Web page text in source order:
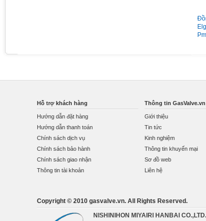
Hỗ trợ khách hàng
Hướng dẫn đặt hàng
Hướng dẫn thanh toán
Chính sách dịch vụ
Chính sách bảo hành
Chính sách giao nhận
Thông tin tài khoản
Thông tin GasValve.vn
Giới thiệu
Tin tức
Kinh nghiệm
Thông tin khuyến mại
Sơ đồ web
Liên hệ
Copyright © 2010 gasvalve.vn. All Rights Reserved.
NISHINIHON MIYAIRI HANBAI CO.,LTD.